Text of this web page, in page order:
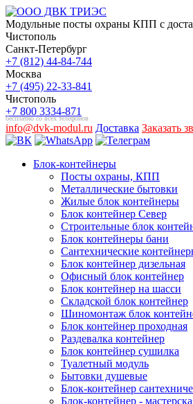
Модульные посты охраны КПП с
Чистополь
Санкт-Петербург
+7 (812) 44-84-744
Москва
+7 (495) 22-33-841
Чистополь
+7 800 3334-871
бесплатно со всех телефонов
info@dvk-modul.ru Доставка Заказать
Блок-контейнеры
Посты охраны, КПП
Металлические бытовки
Жилые блок контейнеры
Блок контейнер Север
Строительные блок
Блок контейнеры бани
Сантехнические
Блок контейнер дизельная
Офисный блок контейнер
Блок контейнер на шасси
Складской блок контейнер
Шиномонтаж блок
Блок контейнер проходная
Раздевалка контейнер
Блок контейнер сушилка
Туалетный модуль
Бытовки душевые
Блок-контейнер
Блок-контейнер -